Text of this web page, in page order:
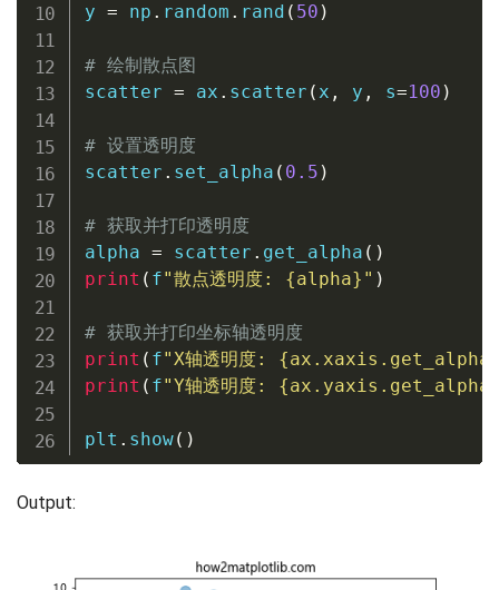
y = np . random . rand ( 50 )
# 绘制散点图
scatter = ax . scatter ( x , y , s=100 )
# 设置透明度
scatter . set_alpha ( 0.5 )
# 获取并打印透明度
alpha = scatter . get_alpha ( )
print ( f"散点透明度: {alpha} " )
# 获取并打印坐标轴透明度
print ( f"X轴透明度: {ax . xaxis . get_alpha
print ( f"Y轴透明度: {ax . yaxis . get_alpha
plt . show( )
Output: